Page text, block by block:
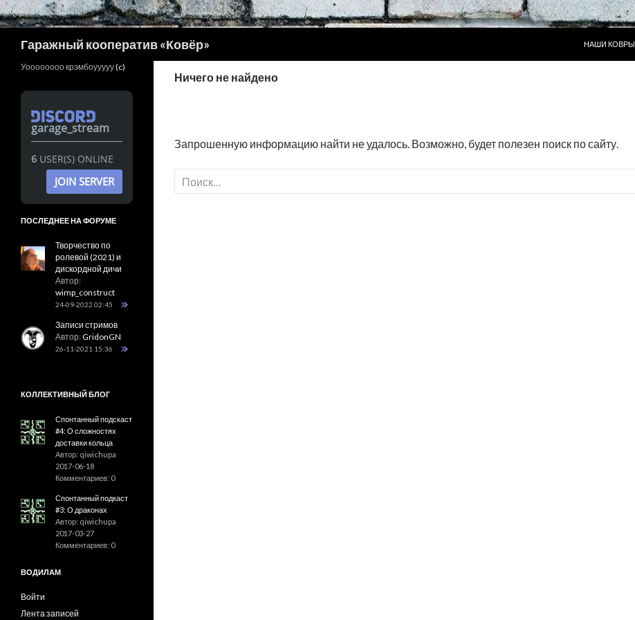
Гаражный кооператив «Ковёр»
НАШИ КОВРЫ
Ничего не найдено
Запрошенную информацию найти не удалось. Возможно, будет полезен поиск по сайту.
Найти:
Уоооооооо крэмбоууууу(c)
garage_stream
6 USER(S) ONLINE
JOIN SERVER
ПОСЛЕДНЕЕ НА ФОРУМЕ
Творчество по
ролевой (2021) и
дискордной дичи
Автор:
wimp_construct
24-09-2022 02:45
Записи стримов
Автор:GridonGN
26-11-2021 15:36
КОЛЛЕКТИВНЫЙ БЛОГ
Спонтанный подскаст
#4: О сложностях
доставки кольца
Автор: qiwichupa
2017-06-18
Комментариев: 0
Спонтанный подкаст
#3: О драконах
Автор: qiwichupa
2017-03-27
Комментариев: 0
ВОДИЛАМ
Войти
Лента записей